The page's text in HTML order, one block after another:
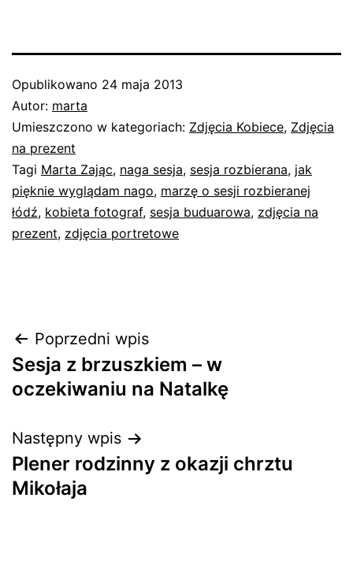
Opublikowano 24 maja 2013
Autor: marta
Umieszczono w kategoriach: Zdjęcia Kobiece, Zdjęcia
na prezent
Tagi Marta Zając, naga sesja, sesja rozbierana, jak
pięknie wyglądam nago, marzę o sesji rozbieranej
łódź, kobieta fotograf, sesja buduarowa, zdjęcia na
prezent, zdjęcia portretowe
Nawigacja
wpisu
Poprzedni wpis
Sesja z brzuszkiem – w
oczekiwaniu na Natalkę
Następny wpis
Plener rodzinny z okazji chrztu
Mikołaja